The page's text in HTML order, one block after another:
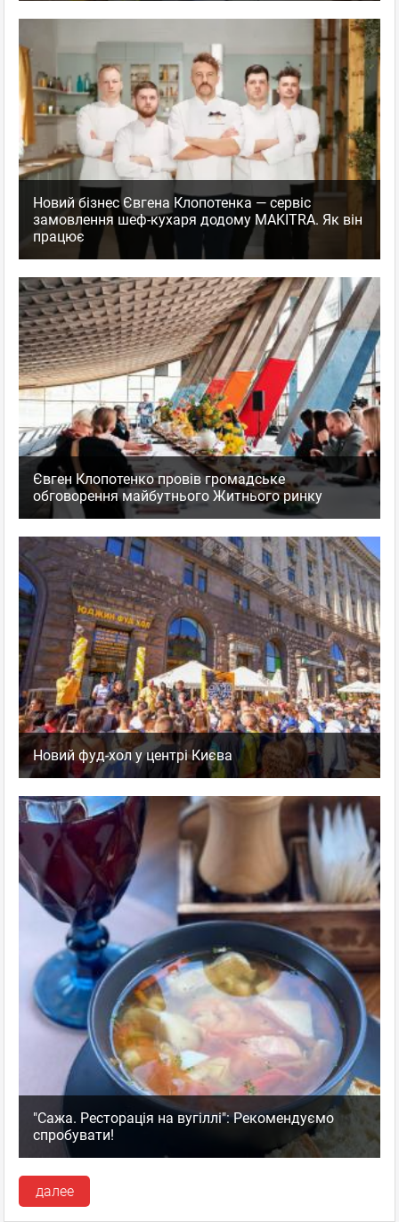
Новий бізнес Євгена Клопотенка — сервіс
замовлення шеф-кухаря додому MAKITRA. Як він
працює
Євген Клопотенко провів громадське
обговорення майбутнього Житнього ринку
Новий фуд-хол у центрі Києва
"Сажа. Ресторація на вугіллі": Рекомендуємо
спробувати!
далее